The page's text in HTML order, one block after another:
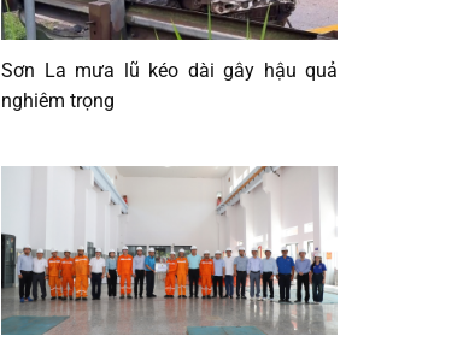
Sơn La mưa lũ kéo dài gây hậu quả
nghiêm trọng